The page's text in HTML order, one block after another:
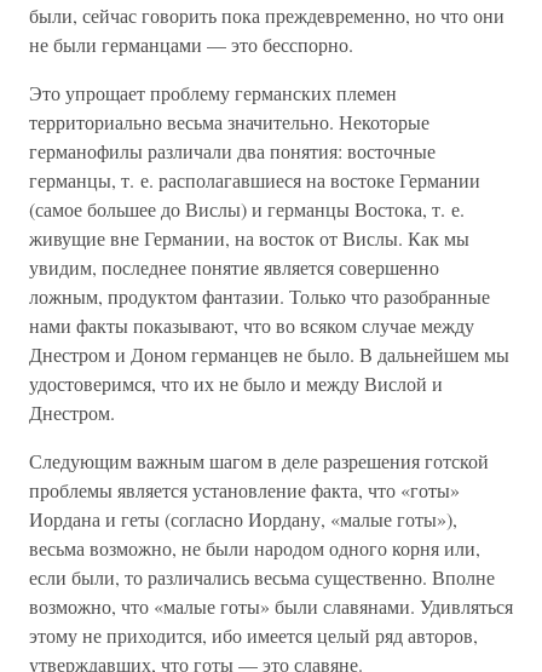
были, сейчас говорить пока преждевременно, но что они
не были германцами — это бесспорно.
Это упрощает проблему германских племен
территориально весьма значительно. Некоторые
германофилы различали два понятия: восточные
германцы, т. е. располагавшиеся на востоке Германии
(самое большее до Вислы) и германцы Востока, т. е.
живущие вне Германии, на восток от Вислы. Как мы
увидим, последнее понятие является совершенно
ложным, продуктом фантазии. Только что разобранные
нами факты показывают, что во всяком случае между
Днестром и Доном германцев не было. В дальнейшем мы
удостоверимся, что их не было и между Вислой и
Днестром.
Следующим важным шагом в деле разрешения готской
проблемы является установление факта, что «готы»
Иордана и геты (согласно Иордану, «малые готы»),
весьма возможно, не были народом одного корня или,
если были, то различались весьма существенно. Вполне
возможно, что «малые готы» были славянами. Удивляться
этому не приходится, ибо имеется целый ряд авторов,
утверждавших, что готы — это славяне.